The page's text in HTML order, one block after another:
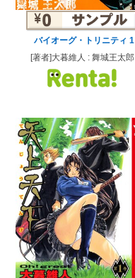
バイオーグ・トリニティ 1
[著者]大暮維人 : 舞城王太郎